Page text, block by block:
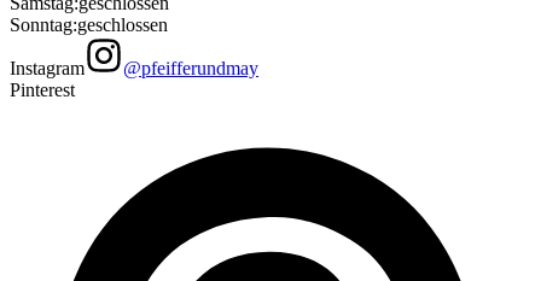
Sonntag:geschlossen
Instagram
@pfeifferundmay
Pinterest